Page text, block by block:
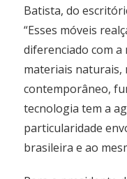
Batista, do
“Esses móveis
diferenciado com
materiais naturais,
contemporâneo,
tecnologia tem a
particularidade
brasileira e ao